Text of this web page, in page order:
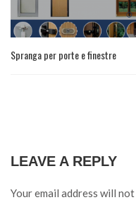
Spranga per porte e finestre
LEAVE A REPLY
Your email address will